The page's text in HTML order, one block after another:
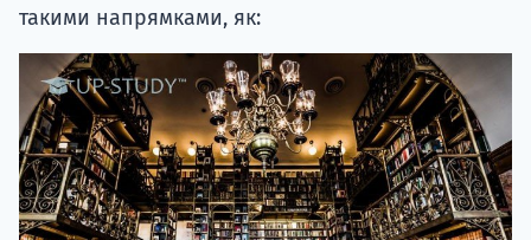
такими напрямками, як: